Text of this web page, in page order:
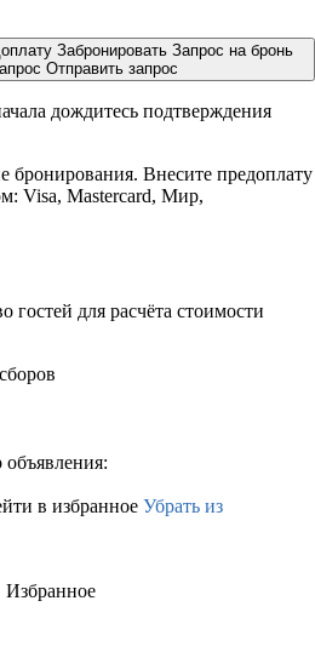
Забронировать Запрос на бронь
Отправить запрос
дождитесь подтверждения
бронирования. Внесите предоплату
Visa, Mastercard, Мир,
гостей для расчёта стоимости
в избранное Убрать из
Избранное